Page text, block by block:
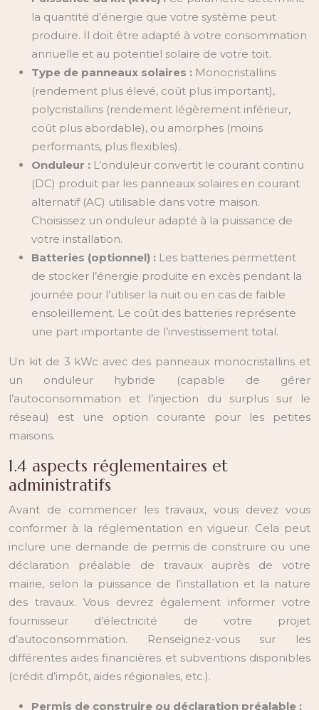
la quantité d’énergie que votre système peut
produire. Il doit être adapté à votre consommation
annuelle et au potentiel solaire de votre toit.
Type de panneaux solaires : Monocristallins
(rendement plus élevé, coût plus important),
polycristallins (rendement légèrement inférieur,
coût plus abordable), ou amorphes (moins
performants, plus flexibles).
Onduleur : L’onduleur convertit le courant continu
(DC) produit par les panneaux solaires en courant
alternatif (AC) utilisable dans votre maison.
Choisissez un onduleur adapté à la puissance de
votre installation.
Batteries (optionnel) : Les batteries permettent
de stocker l’énergie produite en excès pendant la
journée pour l’utiliser la nuit ou en cas de faible
ensoleillement. Le coût des batteries représente
une part importante de l’investissement total.
Un kit de 3 kWc avec des panneaux monocristallins et
un onduleur hybride (capable de gérer
l’autoconsommation et l’injection du surplus sur le
réseau) est une option courante pour les petites
maisons.
1.4 aspects réglementaires et
administratifs
Avant de commencer les travaux, vous devez vous
conformer à la réglementation en vigueur. Cela peut
inclure une demande de permis de construire ou une
déclaration préalable de travaux auprès de votre
mairie, selon la puissance de l’installation et la nature
des travaux. Vous devrez également informer votre
fournisseur d’électricité de votre projet
d’autoconsommation. Renseignez-vous sur les
différentes aides financières et subventions disponibles
(crédit d’impôt, aides régionales, etc.).
Permis de construire ou déclaration préalable :